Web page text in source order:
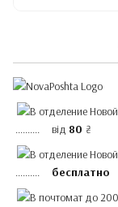
.......... від 80 ₴
.......... бесплатно